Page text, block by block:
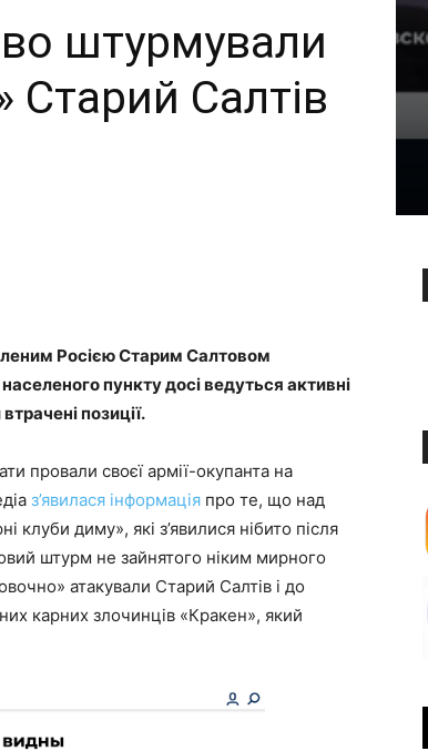
штурмували
Старий Салтів
Росією Старим Салтовом
пункту досі ведуться активні
позиції.
провали своєї армії-окупанта на
з’явилася інформація про те, що над
клуби диму», які з’явилися нібито після
штурм не зайнятого ніким мирного
атакували Старий Салтів і до
карних злочинців «Кракен», який